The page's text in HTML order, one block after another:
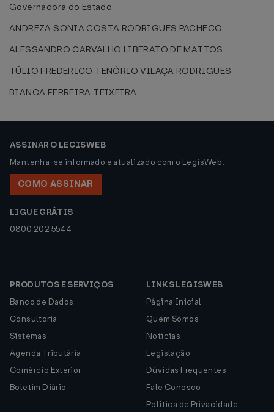
Governadora do Estado
ANDREZA SONIA COSTA RODRIGUES PACHECO
ALESSANDRO CARVALHO LIBERATO DE MATTOS
TÚLIO FREDERICO TENÓRIO VILAÇA RODRIGUES
BIANCA FERREIRA TEIXEIRA
ASSINAR O LEGISWEB
Mantenha-se informado e atualizado com o LegisWeb.
COMO ASSINAR
LIGUE GRÁTIS
0800 202 5544
PRODUTOS E SERVIÇOS
Banco de Dados
Consultoria
Sistemas
Agenda Tributária
Comércio Exterior
Boletim Diário
LINKS LEGISWEB
Página Inicial
Quem Somos
Notícias
Legislação
Dúvidas Frequentes
Fale Conosco
Política de Privacidade